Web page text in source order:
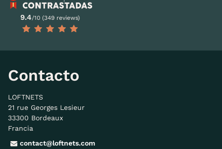
9.4/10 (349 reviews)
Contacto
LOFTNETS
21 rue Georges Lesieur
33300 Bordeaux
Francia
contact@loftnets.com